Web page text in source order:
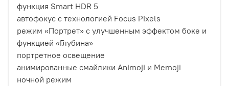
функция Smart HDR 5
автофокус с технологией Focus Pixels
режим «Портрет» с улучшенным эффектом боке и
функцией «Глубина»
портретное освещение
анимированные смайлики Animoji и Memoji
ночной режим